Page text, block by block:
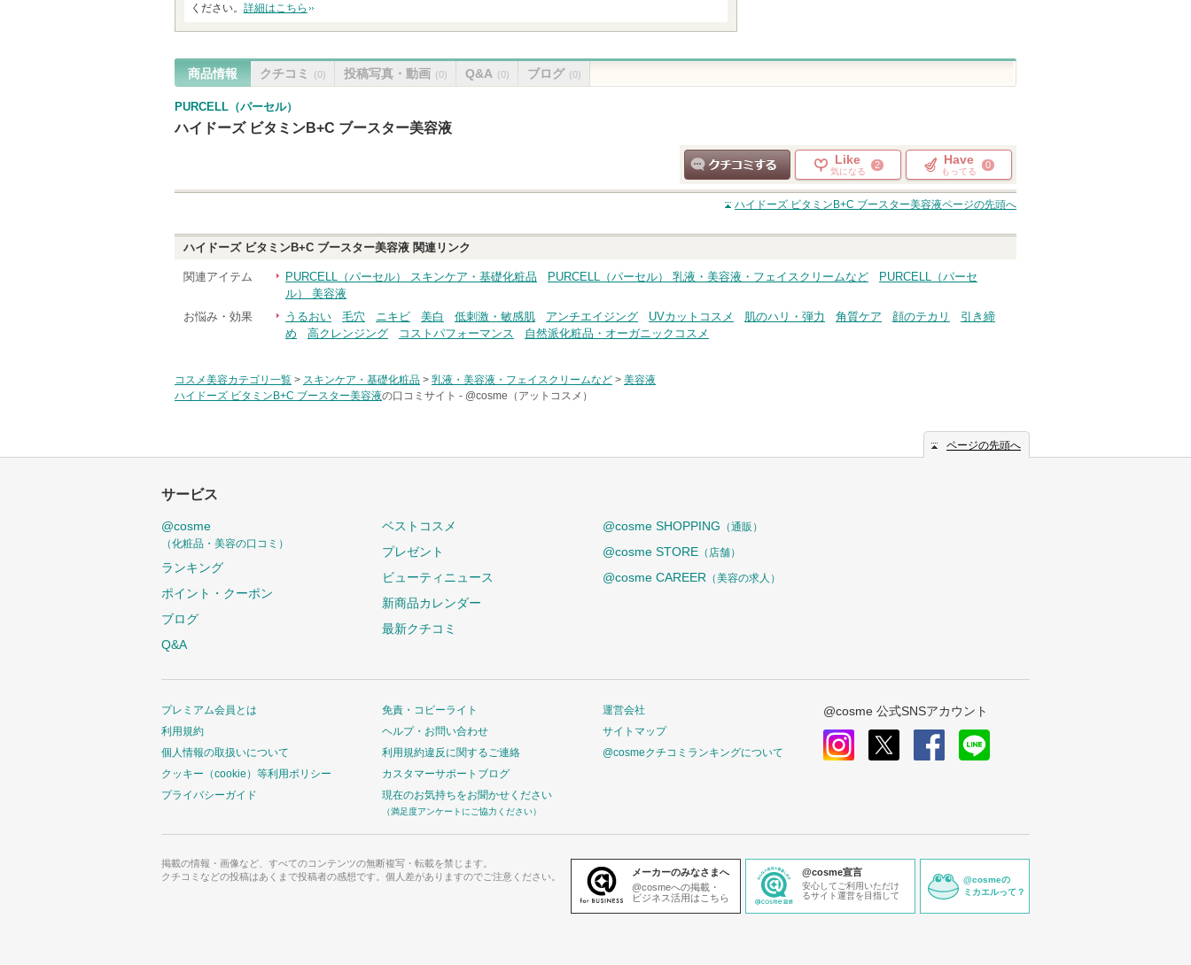
ください。 詳細はこちら
商品情報 クチコミ (0) 投稿写真・動画 (0) Q&A (0) ブログ (0)
PURCELL（パーセル）
ハイドーズ ビタミンB+C ブースター美容液
クチコミする
Like
気になる
2 Have
もってる
0
ハイドーズ ビタミンB+C ブースター美容液ページの先頭へ
ハイドーズ ビタミンB+C ブースター美容液 関連リンク
関連アイテム PURCELL（パーセル） スキンケア・基礎化粧品 PURCELL（パーセル） 乳液・美容液・フェイスクリームなど
PURCELL（パーセ
ル） 美容液
お悩み・効果
うるおい 毛穴 ニキビ 美白 低刺激・敏感肌 アンチエイジング UVカットコスメ 肌のハリ・弾力 角質ケア 顔のテカリ
引き締
め
高クレンジング コストパフォーマンス 自然派化粧品・オーガニックコスメ
コスメ美容カテゴリ一覧 > スキンケア・基礎化粧品 > 乳液・美容液・フェイスクリームなど > 美容液
ハイドーズ ビタミンB+C ブースター美容液の口コミサイト - @cosme（アットコスメ）
ページの先頭へ
サービス
@cosme
（化粧品・美容の口コミ）
ランキング
ポイント・クーポン
ブログ
Q&A
ベストコスメ
プレゼント
ビューティニュース
新商品カレンダー
最新クチコミ
@cosme SHOPPING （通販）
@cosme STORE （店舗）
@cosme CAREER （美容の求人）
プレミアム会員とは
利用規約
個人情報の取扱いについて
クッキー（cookie）等利用ポリシー
プライバシーガイド
免責・コピーライト
ヘルプ・お問い合わせ
利用規約違反に関するご連絡
カスタマーサポートブログ
現在のお気持ちをお聞かせください
（満足度アンケートにご協力ください）
運営会社
サイトマップ
@cosmeクチコミランキングについて
@cosme 公式SNSアカウント
掲載の情報・画像など、すべてのコンテンツの無断複写・転載を禁じます。
クチコミなどの投稿はあくまで投稿者の感想です。個人差がありますのでご注意ください。
メーカーのみなさまへ
@cosmeへの掲載・
ビジネス活用はこちら
@cosme宣言
安心してご利用いただけ
るサイト運営を目指して
@cosmeの
ミカエルって？